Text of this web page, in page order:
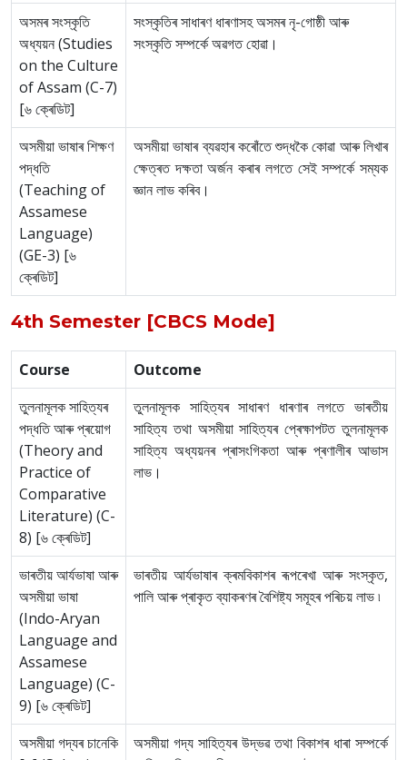
অসমৰ সংস্কৃতি
অধ্যয়ন (Studies
on the Culture
of Assam (C-7)
[৬ ক্ৰেডিট]
সংস্কৃতিৰ সাধাৰণ ধাৰণাসহ অসমৰ নৃ-গোষ্ঠী আৰু
সংস্কৃতি সম্পৰ্কে অৱগত হোৱা।
অসমীয়া ভাষাৰ শিক্ষণ
পদ্ধতি
(Teaching of
Assamese
Language)
(GE-3) [৬
ক্ৰেডিট]
অসমীয়া ভাষাৰ ব্যৱহাৰ কৰোঁতে শুদ্ধকৈ কোৱা আৰু লিখাৰ
ক্ষেত্ৰত দক্ষতা অৰ্জন কৰাৰ লগতে সেই সম্পৰ্কে সম্যক
জ্ঞান লাভ কৰিব।
4th Semester [CBCS Mode]
Course
Outcome
তুলনামূলক সাহিত্যৰ
পদ্ধতি আৰু প্ৰয়োগ
(Theory and
Practice of
Comparative
Literature) (C-
8) [৬ ক্ৰেডিট]
তুলনামূলক সাহিত্যৰ সাধাৰণ ধাৰণাৰ লগতে ভাৰতীয়
সাহিত্য তথা অসমীয়া সাহিত্যৰ প্ৰেক্ষাপটত তুলনামূলক
সাহিত্য অধ্যয়নৰ প্ৰাসংগিকতা আৰু প্ৰণালীৰ আভাস
লাভ।
ভাৰতীয় আৰ্যভাষা আৰু
অসমীয়া ভাষা
(Indo-Aryan
Language and
Assamese
Language) (C-
9) [৬ ক্ৰেডিট]
ভাৰতীয় আৰ্যভাষাৰ ক্ৰমবিকাশৰ ৰূপৰেখা আৰু সংস্কৃত,
পালি আৰু প্ৰাকৃত ব্যাকৰণৰ বৈশিষ্ট্য সমূহৰ পৰিচয় লাভ ৷
অসমীয়া গদ্যৰ চানেকি
অসমীয়া গদ্য সাহিত্যৰ উদ্ভৱ তথা বিকাশৰ ধাৰা সম্পৰ্কে